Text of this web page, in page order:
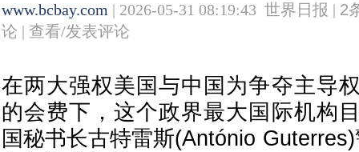
www.bcbay.com | 2026-05-31 08:19:43 世界日报 | 2
论 | 查看/发表评论
在两大强权美国与中国为争夺主导
的会费下，这个政界最大国际机构
国秘书长古特雷斯(António